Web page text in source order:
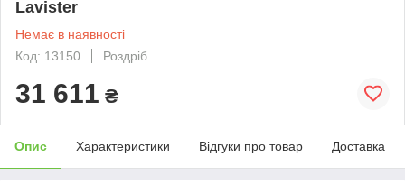
Lavister
Немає в наявності
Код: 13150
Роздріб
31 611 ₴
Опис Характеристики Відгуки про товар Доставка